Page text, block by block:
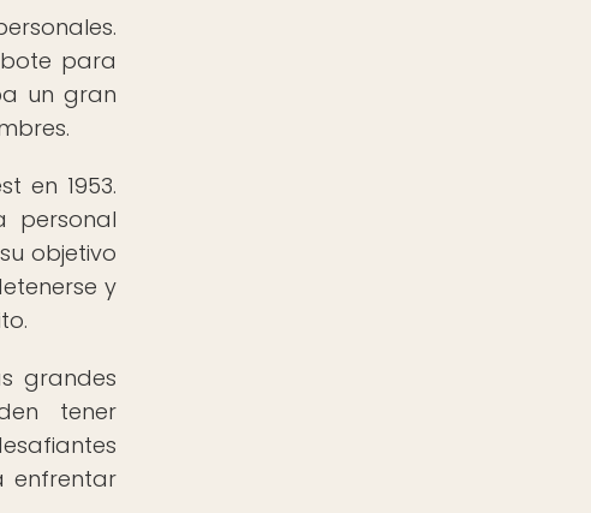
para
un gran
en 1953.
personal
objetivo
y
grandes
tener
enfrentar